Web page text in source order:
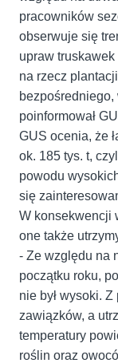
pracowników
obserwuje się
upraw truskawek
na rzecz
poinformował
GUS ocenia, że
ok. 185 tys. t,
powodu
się
W konsekwencji
one także
- Ze względu na
początku roku,
nie był wysoki.
zawiązków, a
temperatury
roślin oraz